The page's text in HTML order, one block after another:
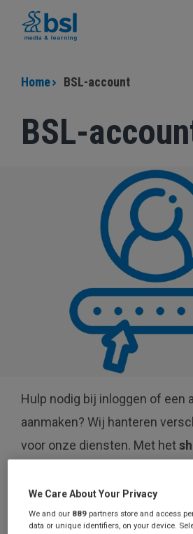
content
footer
Terug
Home
BSL-account
BSL-
Hulp nodig bij inloggen of een
aanmaken? Wij hanteren
voor onze diensten. Met het
mijnBSL-accountlog je in op
journalistieke platformen,
We Care About Your Privacy
We and our 889 partners store and access
data or unique identifiers, on your device.